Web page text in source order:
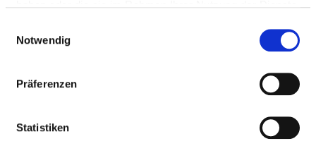
Notwendig
Präferenzen
Statistiken
INTENSIVMEDIZIN EISLEBEN
Intensiv- und Anästhesiepflege (PQ04)